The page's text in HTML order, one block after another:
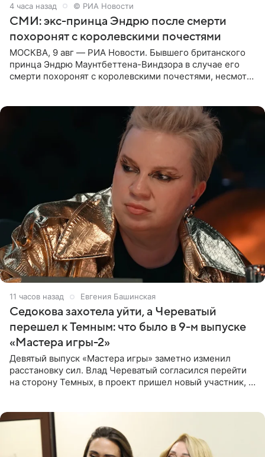
4 часа назад © РИА Новости
СМИ: экс-принца Эндрю после смерти
похоронят с королевскими почестями
МОСКВА, 9 авг — РИА Новости. Бывшего британского
принца Эндрю Маунтбеттена-Виндзора в случае его
смерти похоронят с королевскими почестями, несмотря
11 часов назад Евгения Башинская
Седокова захотела уйти, а Череватый
перешел к Темным: что было в 9-м выпуске
«Мастера игры-2»
Девятый выпуск «Мастера игры» заметно изменил
расстановку сил. Влад Череватый согласился перейти
на сторону Темных, в проект пришел новый участник, а